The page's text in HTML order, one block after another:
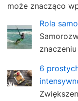
może znacząco
Rola
6